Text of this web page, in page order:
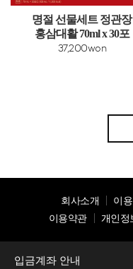
명절 선물세트 정관장
홍삼대활 70ml x 30포
37,200won
회사소개 이
이용약관
개인정
입금계좌 안내